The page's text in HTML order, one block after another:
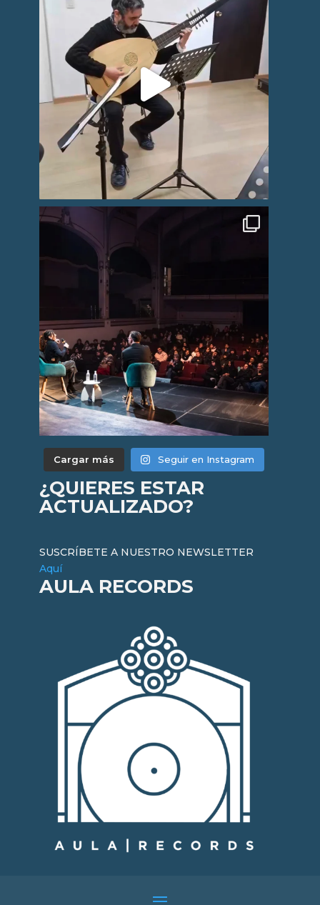
Cargar más Seguir en Instagram
¿QUIERES ESTAR
ACTUALIZADO?
SUSCRÍBETE A NUESTRO NEWSLETTER
Aquí
AULA RECORDS